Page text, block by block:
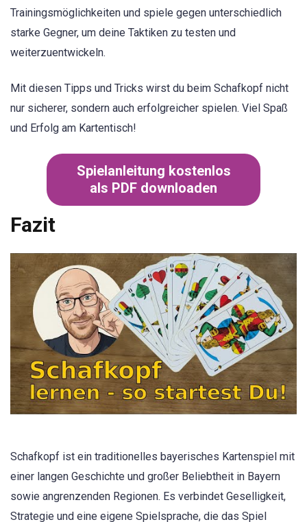
Trainingsmöglichkeiten und spiele gegen unterschiedlich
starke Gegner, um deine Taktiken zu testen und
weiterzuentwickeln.
Mit diesen Tipps und Tricks wirst du beim Schafkopf nicht
nur sicherer, sondern auch erfolgreicher spielen. Viel Spaß
und Erfolg am Kartentisch!
Spielanleitung kostenlos
als PDF downloaden
Fazit
Schafkopf ist ein traditionelles bayerisches Kartenspiel mit
einer langen Geschichte und großer Beliebtheit in Bayern
sowie angrenzenden Regionen. Es verbindet Geselligkeit,
Strategie und eine eigene Spielsprache, die das Spiel